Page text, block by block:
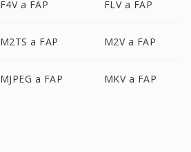
F4V a FAP FLV a FAP
M2TS a FAP M2V a FAP
MJPEG a FAP MKV a FAP